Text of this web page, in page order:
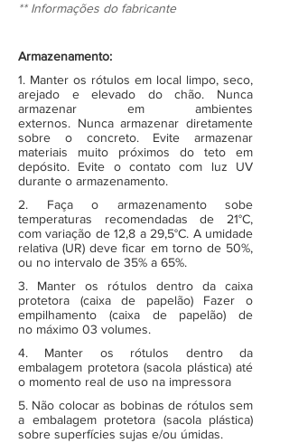
** Informações do fabricante
Armazenamento:
1. Manter os rótulos em local limpo, seco,
arejado e elevado do chão. Nunca
armazenar em ambientes
externos. Nunca armazenar diretamente
sobre o concreto. Evite armazenar
materiais muito próximos do teto em
depósito. Evite o contato com luz UV
durante o armazenamento.
2. Faça o armazenamento sobe
temperaturas recomendadas de 21°C,
com variação de 12,8 a 29,5°C. A umidade
relativa (UR) deve ficar em torno de 50%,
ou no intervalo de 35% a 65%.
3. Manter os rótulos dentro da caixa
protetora (caixa de papelão) Fazer o
empilhamento (caixa de papelão) de
no máximo 03 volumes.
4. Manter os rótulos dentro da
embalagem protetora (sacola plástica) até
o momento real de uso na impressora
5. Não colocar as bobinas de rótulos sem
a embalagem protetora (sacola plástica)
sobre superfícies sujas e/ou úmidas.